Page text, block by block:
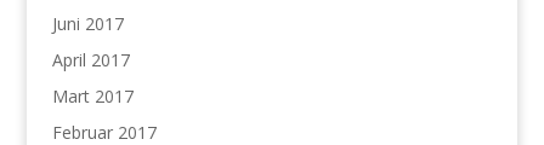
Juni 2017
April 2017
Mart 2017
Februar 2017